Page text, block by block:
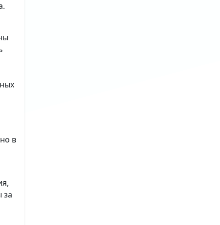
в
за